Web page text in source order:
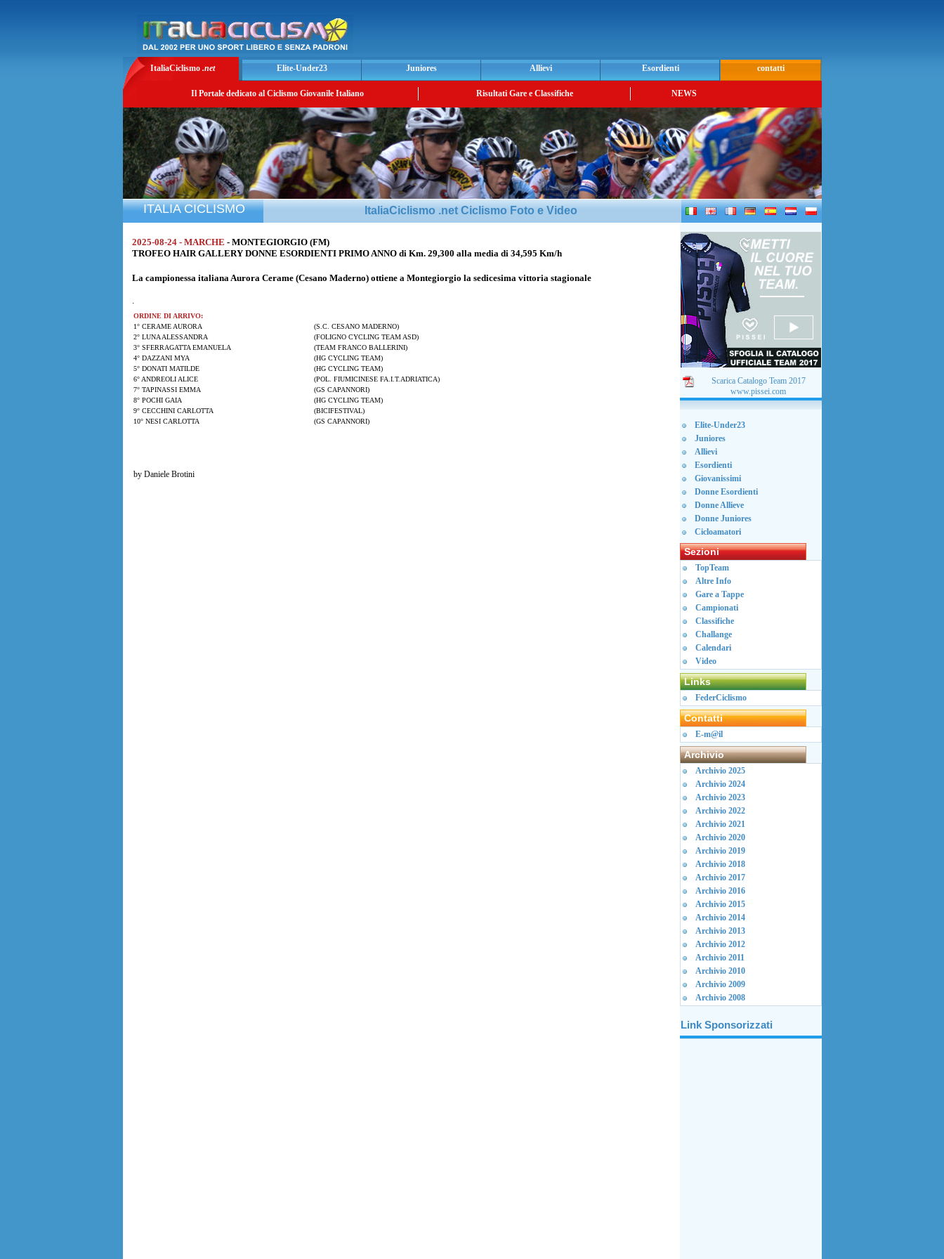
ItaliaCiclismo .net Elite-Under23 Juniores Allievi Esordienti contatti
Il Portale dedicato al Ciclismo Giovanile Italiano Risultati Gare e Classifiche NEWS
ITALIA CICLISMO ItaliaCiclismo .net Ciclismo Foto e Video
2025-08-24 - MARCHE - MONTEGIORGIO (FM)
TROFEO HAIR GALLERY DONNE ESORDIENTI PRIMO ANNO di Km. 29,300 alla media di 34,595 Km/h
La campionessa italianaAurora Cerame (Cesano Maderno) ottiene a Montegiorgio la sedicesima vittoria stagionale
.
ORDINE DI ARRIVO:
1° CERAME AURORA
(S.C. CESANO MADERNO)
2° LUNA ALESSANDRA
(FOLIGNO CYCLING TEAM ASD)
3° SFERRAGATTA EMANUELA
(TEAM FRANCO BALLERINI)
4° DAZZANI MYA
(HG CYCLING TEAM)
5° DONATI MATILDE
(HG CYCLING TEAM)
6° ANDREOLI ALICE
(POL. FIUMICINESE FA.I.T.ADRIATICA)
7° TAPINASSI EMMA
(GS CAPANNORI)
8° POCHI GAIA
(HG CYCLING TEAM)
9° CECCHINI CARLOTTA
(BICIFESTIVAL)
10° NESI CARLOTTA
(GS CAPANNORI)
by Daniele Brotini
Scarica Catalogo Team 2017
www.pissei.com
Elite-Under23
Juniores
Allievi
Esordienti
Giovanissimi
Donne Esordienti
Donne Allieve
Donne Juniores
Cicloamatori
Sezioni
TopTeam
Altre Info
Gare a Tappe
Campionati
Classifiche
Challange
Calendari
Video
Links
FederCiclismo
Contatti
E-m@il
Archivio
Archivio 2025
Archivio 2024
Archivio 2023
Archivio 2022
Archivio 2021
Archivio 2020
Archivio 2019
Archivio 2018
Archivio 2017
Archivio 2016
Archivio 2015
Archivio 2014
Archivio 2013
Archivio 2012
Archivio 2011
Archivio 2010
Archivio 2009
Archivio 2008
Link Sponsorizzati